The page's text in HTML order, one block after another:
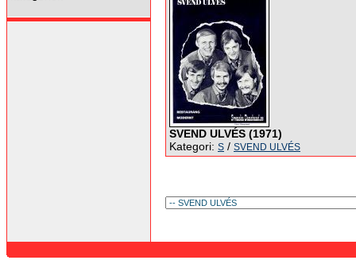
SVEND ULVÉS (1971)
Kategori: S / SVEND ULVÉS